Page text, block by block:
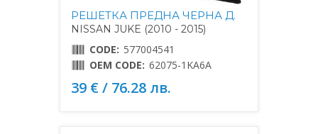
РЕШЕТКА ПРЕДНА ЧЕРНА Д.
NISSAN JUKE (2010 - 2015)
CODE: 577004541
OEM CODE: 62075-1KA6A
39 € / 76.28 лв.